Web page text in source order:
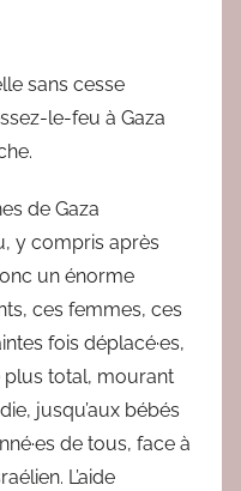
sans cesse
le-feu à Gaza
de Gaza
y compris après
un énorme
ces femmes, ces
fois déplacé·es,
plus total, mourant
jusqu’aux bébés
de tous, face à
L’aide